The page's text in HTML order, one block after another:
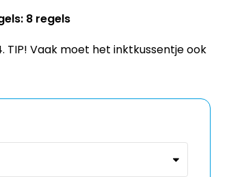
8 regels
Vaak moet het inktkussentje ook